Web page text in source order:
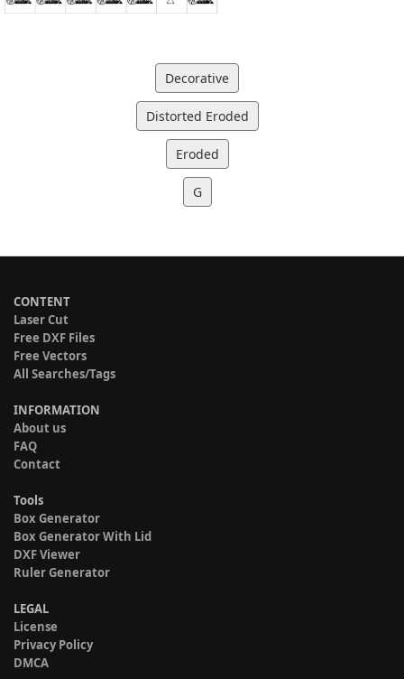
Decorative
Distorted Eroded
Eroded
G
CONTENT
Laser Cut
Free DXF Files
Free Vectors
All Searches/Tags
INFORMATION
About us
FAQ
Contact
Tools
Box Generator
Box Generator With Lid
DXF Viewer
Ruler Generator
LEGAL
License
Privacy Policy
DMCA